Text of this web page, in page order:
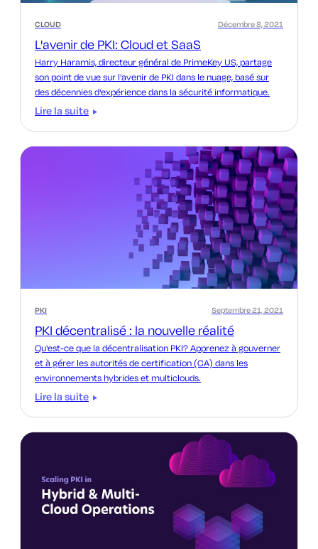
CLOUD
L'avenir de PKI: Cloud et SaaS
Décembre 8, 2021
Harry Haramis, directeur général de PrimeKey US, partage
son point de vue sur l'avenir de PKI dans le nuage, basé sur
des décennies d'expérience dans la sécurité informatique.
Lire la suite
PKI
PKI décentralisé : la nouvelle réalité
Septembre 21, 2021
Qu'est-ce que la décentralisation PKI? Apprenez à gouverner
et à gérer les autorités de certification (CA) dans les
environnements hybrides et multiclouds.
Lire la suite